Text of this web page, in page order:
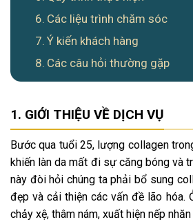
Các liệu trình chăm sóc
Ý kiến khách hàng
Các câu hỏi thường gặp
GIỚI THIỆU VỀ DỊCH VỤ
Bước qua tuổi 25, lượng collagen
khiến làn da mất đi sự căng bóng và
này đòi hỏi chúng ta phải bổ sung
đẹp và cải thiện các vấn đề lão hóa.
chảy xệ, thâm nám, xuất hiện nếp